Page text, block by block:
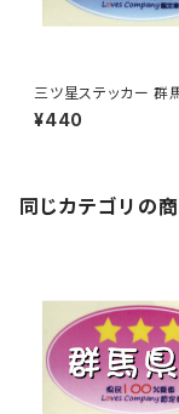
三ツ星ステッカー 群
ルー)
¥440
同じカテゴリの